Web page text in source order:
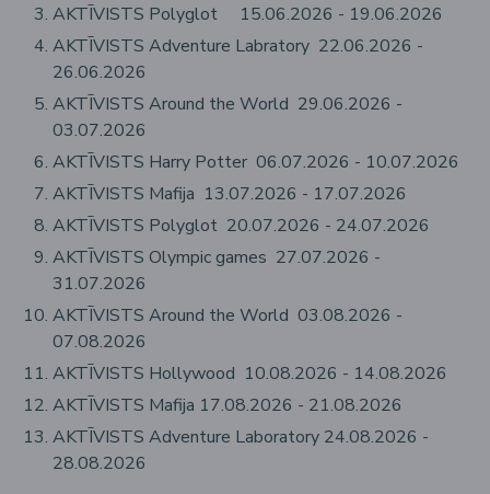
AKTĪVISTS Polyglot 15.06.2026 - 19.06.2026
AKTĪVISTS Adventure Labratory 22.06.2026 -
26.06.2026
AKTĪVISTS Around the World 29.06.2026 -
03.07.2026
AKTĪVISTS Harry Potter 06.07.2026 - 10.07.2026
AKTĪVISTS Mafija 13.07.2026 - 17.07.2026
AKTĪVISTS Polyglot 20.07.2026 - 24.07.2026
AKTĪVISTS Olympic games 27.07.2026 -
31.07.2026
AKTĪVISTS Around the World 03.08.2026 -
07.08.2026
AKTĪVISTS Hollywood 10.08.2026 - 14.08.2026
AKTĪVISTS Mafija 17.08.2026 - 21.08.2026
AKTĪVISTS Adventure Laboratory 24.08.2026 -
28.08.2026